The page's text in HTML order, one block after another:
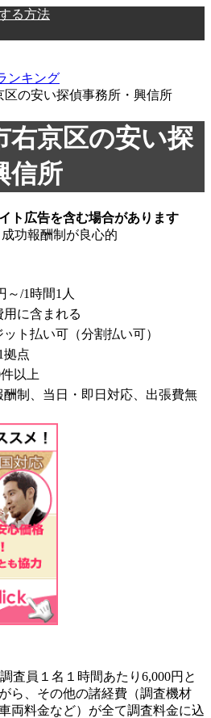
る方法
ンキング
の安い探偵事務所・興信所
右京区の安い探
信所
ト広告を含む場合があります
功報酬制が良心的
～/1時間1人
用に含まれる
ット払い可（分割払い可）
拠点
以上
酬制、当日・即日対応、出張費無
査員１名１時間あたり6,000円と
ら、その他の諸経費（調査機材
両料金など）が全て調査料金に込